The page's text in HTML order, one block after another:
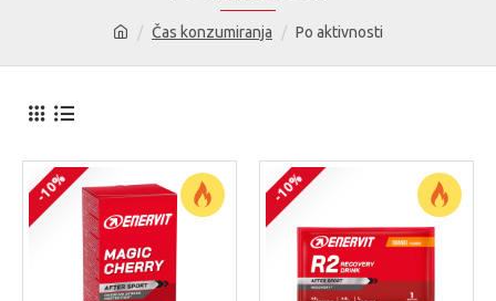
Čas konzumiranja Po aktivnosti
-10% -10%